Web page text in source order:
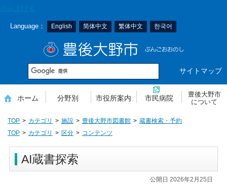
Language： English 简体中文 繁体中文 한국어
サイトマップ
ホーム 分野別 市役所案内 市民病院
豊後大野市
について
TOP カテゴリ 施設 豊後大野市図書館
蔵書検索・予約
TOP
カテゴリ 区分 コンテンツ
AI蔵書探索
公開日 2026年2月25日